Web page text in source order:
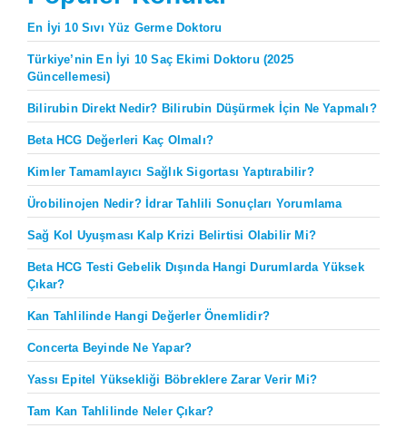
En İyi 10 Sıvı Yüz Germe Doktoru
Türkiye’nin En İyi 10 Saç Ekimi Doktoru (2025
Güncellemesi)
Bilirubin Direkt Nedir? Bilirubin Düşürmek İçin Ne Yapmalı?
Beta HCG Değerleri Kaç Olmalı?
Kimler Tamamlayıcı Sağlık Sigortası Yaptırabilir?
Ürobilinojen Nedir? İdrar Tahlili Sonuçları Yorumlama
Sağ Kol Uyuşması Kalp Krizi Belirtisi Olabilir Mi?
Beta HCG Testi Gebelik Dışında Hangi Durumlarda Yüksek
Çıkar?
Kan Tahlilinde Hangi Değerler Önemlidir?
Concerta Beyinde Ne Yapar?
Yassı Epitel Yüksekliği Böbreklere Zarar Verir Mi?
Tam Kan Tahlilinde Neler Çıkar?